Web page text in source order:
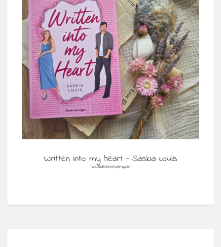
Written into my heart – Saskia Louis
Vorablesenexemplar